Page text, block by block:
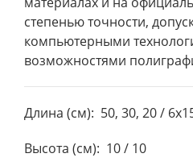
степенью точности,
компьютерными
возможностями
Длина (см): 50, 30, 20 /
Высота (см): 10 / 10